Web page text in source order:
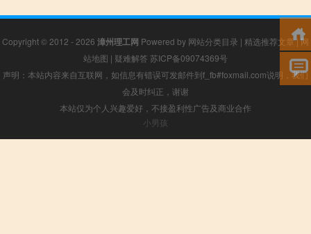
Copyright © 2012 - 2026 漳州理工网 Powered by 网站分类目录 | 精选推荐文章|网
站地图 | 疑难解答 苏ICP备09074369号
声明：本站内容来自互联网，如信息有错误可发邮件到f_fb#foxmail.com说明，我们
会及时纠正，谢谢
本站仅为个人兴趣爱好，不接盈利性广告及商业合作
小男孩